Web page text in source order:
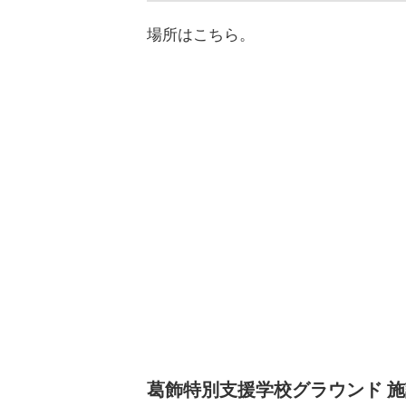
場所はこちら。
葛飾特別支援学校グラウンド